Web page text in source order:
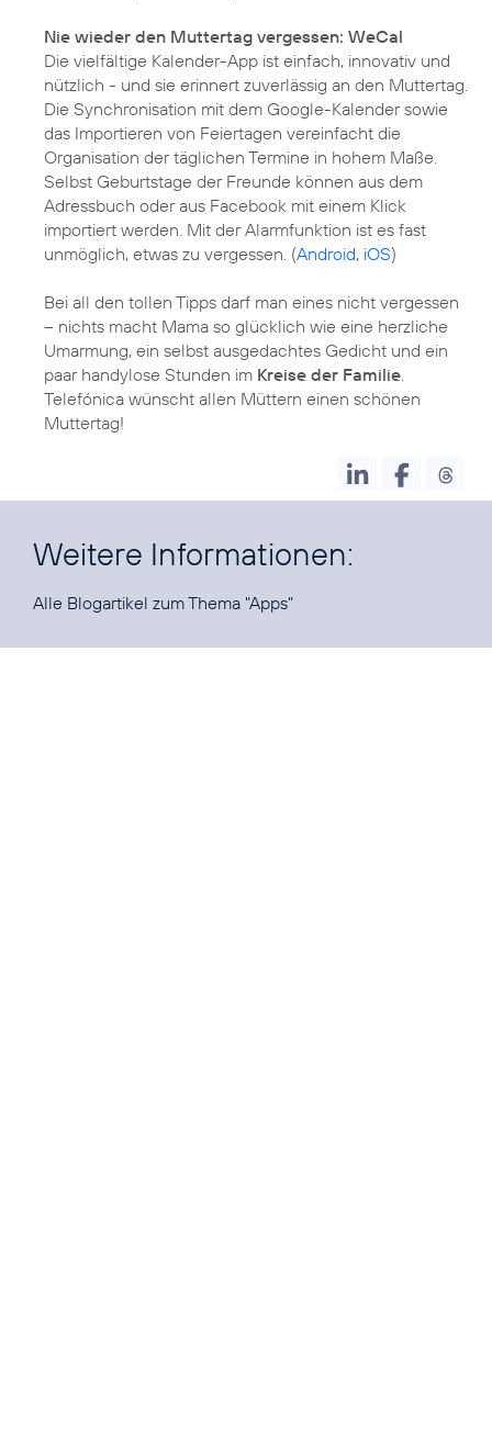
Nie wieder den Muttertag vergessen: WeCal
Die vielfältige Kalender-App ist einfach, innovativ und
nützlich - und sie erinnert zuverlässig an den Muttertag.
Die Synchronisation mit dem Google-Kalender sowie
das Importieren von Feiertagen vereinfacht die
Organisation der täglichen Termine in hohem Maße.
Selbst Geburtstage der Freunde können aus dem
Adressbuch oder aus Facebook mit einem Klick
importiert werden. Mit der Alarmfunktion ist es fast
unmöglich, etwas zu vergessen. (Android, iOS)
Bei all den tollen Tipps darf man eines nicht vergessen
– nichts macht Mama so glücklich wie eine herzliche
Umarmung, ein selbst ausgedachtes Gedicht und ein
paar handylose Stunden im Kreise der Familie
Telefónica wünscht allen Müttern einen schönen
Muttertag!
Weitere Informationen:
Alle Blogartikel zum Thema "Apps"